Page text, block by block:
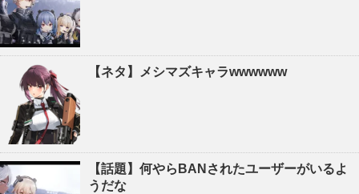
【ネタ】メシマズキャラwwwwww
【話題】何やらBANされたユーザーがいるよ
うだな